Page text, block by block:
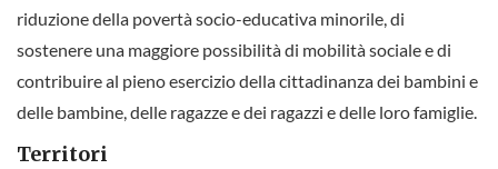
riduzione della povertà socio-educativa minorile, di
sostenere una maggiore possibilità di mobilità sociale e di
contribuire al pieno esercizio della cittadinanza dei bambini e
delle bambine, delle ragazze e dei ragazzi e delle loro famiglie.
Territori